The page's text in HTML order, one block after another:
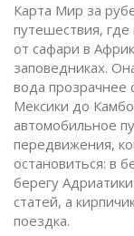
Карта Мир за
путешествия,
от сафари в
заповедниках.
вода прозрачнее
Мексики до
автомобильное
передвижения,
остановиться: в
берегу Адриатики
статей, а
поездка.